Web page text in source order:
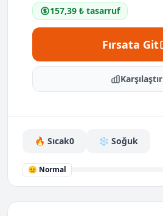
157,39 ₺ tasarruf
Fırsata Git
Karşılaştır
🔥 Sıcak0 ❄️ Soğuk
😐 Normal